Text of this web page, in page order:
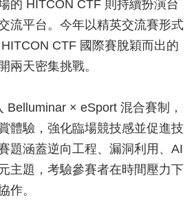
的 HITCON CTF 則持續扮演台
流平台。今年以精英交流賽形式
CTF 國際賽脫穎而出的
兩天密集挑戰。
Belluminar × eSport 混合賽制，
體驗，強化臨場競技感並促進技
題涵蓋逆向工程、漏洞利用、AI
主題，考驗參賽者在時間壓力下
作。